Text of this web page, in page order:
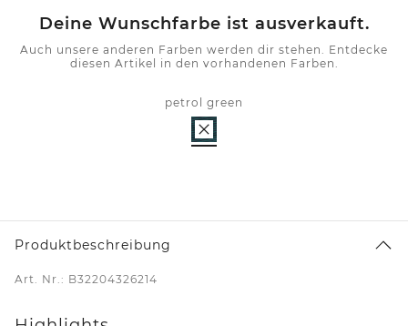
Deine Wunschfarbe ist ausverkauft.
Auch unsere anderen Farben werden dir stehen. Entdecke
diesen Artikel in den vorhandenen Farben.
petrol green
Produktbeschreibung
Art. Nr.: B32204326214